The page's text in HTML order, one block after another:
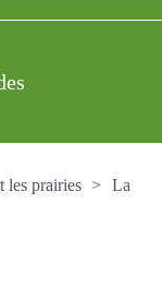
des
et les prairies